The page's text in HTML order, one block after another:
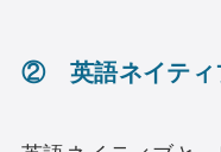
② 英語ネイティ